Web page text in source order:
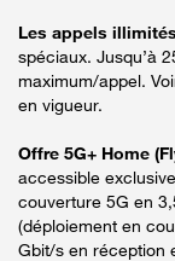
Les appels illimités
spéciaux. Jusqu’à
maximum/appel.
en vigueur.
Offre 5G+ Home
accessible
couverture 5G en
(déploiement en
Gbit/s en réception